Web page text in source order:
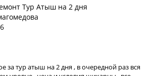
за тур атыш на 2 дня , в очередной раз вся